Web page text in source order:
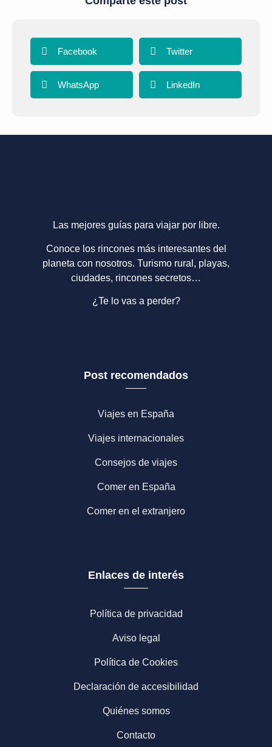
Facebook Twitter
WhatsApp LinkedIn
Las mejores guías para viajar por libre.
Conoce los rincones más interesantes del
planeta con nosotros. Turismo rural, playas,
ciudades, rincones secretos…
¿Te lo vas a perder?
Post recomendados
Viajes en España
Viajes internacionales
Consejos de viajes
Comer en España
Comer en el extranjero
Enlaces de interés
Política de privacidad
Aviso legal
Política de Cookies
Declaración de accesibilidad
Quiénes somos
Contacto